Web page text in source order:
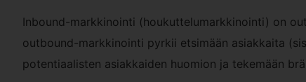
Inbound-markkinointi (houkuttelumarkkinointi) on
outbound-markkinointi pyrkii etsimään asiakkaita
potentiaalisten asiakkaiden huomion ja tekemään